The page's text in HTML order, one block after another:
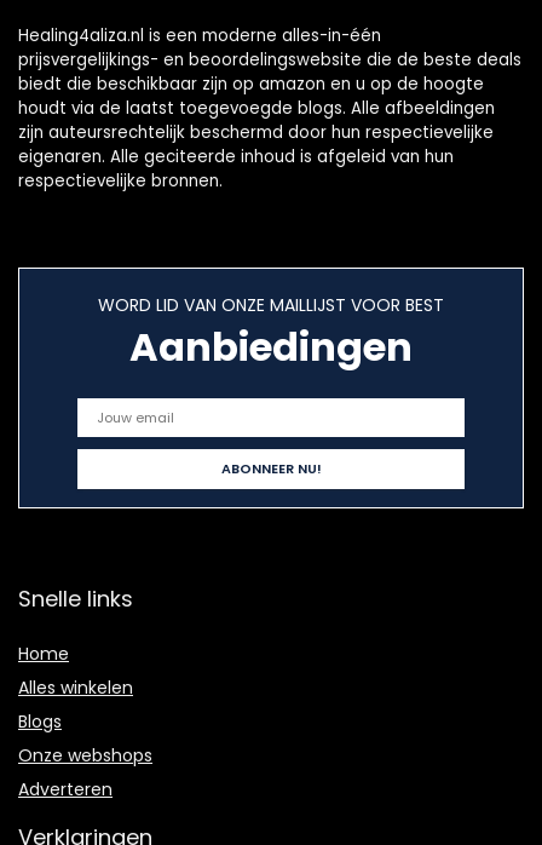
Healing4aliza.nl is een moderne alles-in-één
prijsvergelijkings- en beoordelingswebsite die de beste deals
biedt die beschikbaar zijn op amazon en u op de hoogte
houdt via de laatst toegevoegde blogs. Alle afbeeldingen
zijn auteursrechtelijk beschermd door hun respectievelijke
eigenaren. Alle geciteerde inhoud is afgeleid van hun
respectievelijke bronnen.
WORD LID VAN ONZE MAILLIJST VOOR BEST
Aanbiedingen
Snelle links
Home
Alles winkelen
Blogs
Onze webshops
Adverteren
Verklaringen